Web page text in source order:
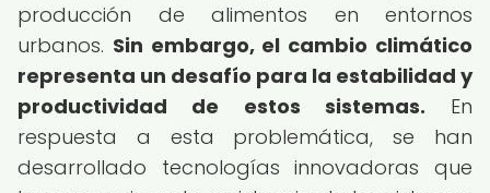
producción de alimentos en entornos
urbanos. Sin embargo, el cambio climático
representa un desafío para la estabilidad y
productividad de estos sistemas. En
respuesta a esta problemática, se han
desarrollado tecnologías innovadoras que